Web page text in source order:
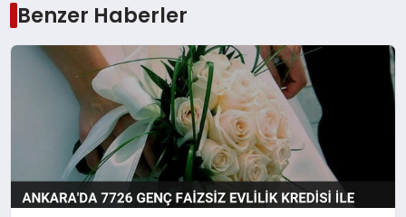
Benzer Haberler